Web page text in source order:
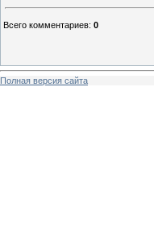
Всего комментариев: 0
Полная версия сайта